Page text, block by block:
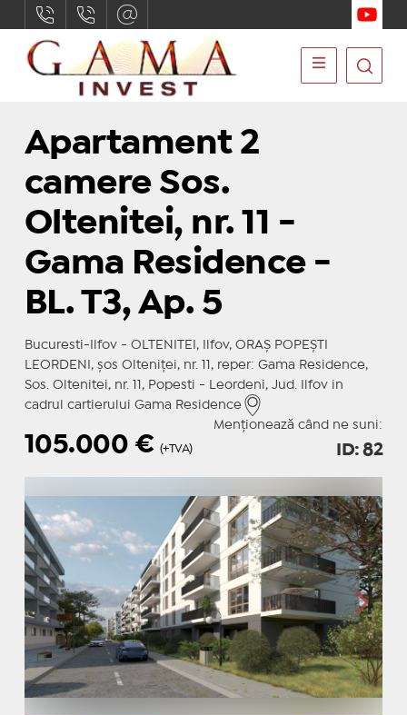
Apartament 2
camere Sos.
Oltenitei, nr. 11 -
Gama Residence -
BL. T3, Ap. 5
Bucuresti-Ilfov - OLTENITEI, Ilfov, ORAŞ POPEŞTI
LEORDENI, șos Olteniţei, nr. 11, reper: Gama Residence,
Sos. Oltenitei, nr. 11, Popesti - Leordeni, Jud. Ilfov in
cadrul cartierului Gama Residence
Menționează când ne suni:
105.000 € (+TVA) ID: 82